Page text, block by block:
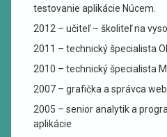
testovanie aplikácie Núcem.
2012 – učiteľ – školiteľ na
2011 – technický špecialista
2010 – technický špecialista
2007 – grafička a správca
2005 – senior analytik a
aplikácie